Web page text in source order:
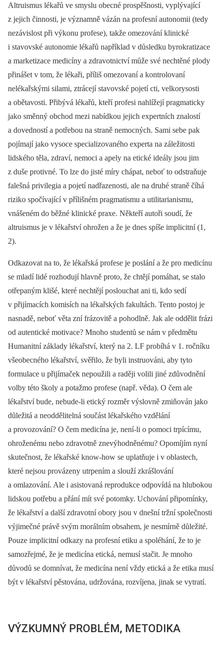
Altruismus lékařů ve smyslu obecné prospěšnosti, vyplývající
z jejich činnosti, je významně vázán na profesní autonomii (tedy
nezávislost při výkonu profese), takže omezování klinické
i stavovské autonomie lékařů například v důsledku byrokratizace
a marketizace medicíny a zdravotnictví může své nechtěné plody
přinášet v tom, že lékaři, příliš omezovaní a kontrolovaní
nelékařskými silami, ztrácejí stavovské pojetí cti, velkorysosti
a obětavosti. Přibývá lékařů, kteří profesi nahlížejí pragmaticky
jako směnný obchod mezi nabídkou jejich expertních znalostí
a dovedností a potřebou na straně nemocných. Sami sebe pak
pojímají jako vysoce specializovaného experta na záležitosti
lidského těla, zdraví, nemoci a apely na etické ideály jsou jim
z duše protivné. To lze do jisté míry chápat, neboť to odstraňuje
falešná privilegia a pojetí nadřazenosti, ale na druhé straně číhá
riziko spočívající v přílišném pragmatismu a utilitarianismu,
vnášeném do běžné klinické praxe. Někteří autoři soudí, že
altruismus je v lékařství ohrožen a že je dnes spíše implicitní (1,
2).
Odkazovat na to, že lékařská profese je poslání a že pro medicínu
se mladí lidé rozhodují hlavně proto, že chtějí pomáhat, se stalo
otřepaným klišé, které nechtějí poslouchat ani ti, kdo sedí
v přijímacích komisích na lékařských fakultách. Tento postoj je
nasnadě, neboť věta zní frázovitě a pohodlně. Jak ale oddělit frázi
od autentické motivace? Mnoho studentů se nám v předmětu
Humanitní základy lékařství, který na 2. LF probíhá v 1. ročníku
všeobecného lékařství, svěřilo, že byli instruováni, aby tyto
formulace u přijímaček nepoužili a raději volili jiné zdůvodnění
volby této školy a potažmo profese (např. věda). O čem ale
lékařství bude, nebude-li etický rozměr výslovně zmiňován jako
důležitá a neoddělitelná součást lékařského vzdělání
a provozování? O čem medicína je, není-li o pomoci trpícímu,
ohroženému nebo zdravotně znevýhodněnému? Opomíjím nyní
skutečnost, že lékařské know-how se uplatňuje i v oblastech,
které nejsou provázeny utrpením a slouží zkrášlování
a omlazování. Ale i asistovaná reprodukce odpovídá na hlubokou
lidskou potřebu a přání mít své potomky. Uchování připomínky,
že lékařství a další zdravotní obory jsou v dnešní tržní společnosti
výjimečné právě svým morálním obsahem, je nesmírně důležité.
Pouze implicitní odkazy na profesní etiku a spoléhání, že to je
samozřejmé, že je medicína etická, nemusí stačit. Je mnoho
důvodů se domnívat, že medicína není vždy etická a že etika musí
být v lékařství pěstována, udržována, rozvíjena, jinak se vytratí.
VÝZKUMNÝ PROBLÉM, METODIKA